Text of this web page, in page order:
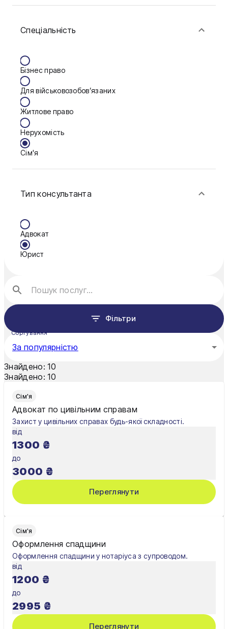
Васильків
Запоріжжя
Калуш
Кам'янське
Краматорськ
Кременчук
Луцьк
Нікополь
Одеса
Ужгород
Харків
Чернівці
Чернігів
Київ
Львів
Спеціальність
Бізнес право
Для військовозобов’язаних
Житлове право
Нерухомість
Сім'я
Тип консультанта
Адвокат
Юрист
Фільтри
Сортування
За популярністю
Знайдено: 10
Знайдено: 10
Сім'я
Адвокат по цивільним справам
Захист у цивільних справах будь-якої складності.
від
1300 ₴
до
3000 ₴
Переглянути
Сім'я
Оформлення спадщини
Оформлення спадщини у нотаріуса з супроводом.
від
1200 ₴
до
2995 ₴
Переглянути